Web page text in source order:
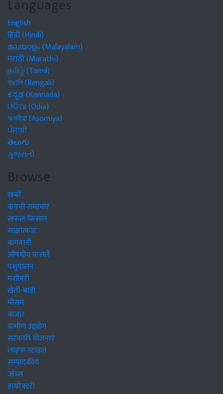
Languages
English
हिंदी (Hindi)
മലയാളം (Malayalam)
मराठी (Marathi)
தமிழ் (Tamil)
বাঙালি (Bengali)
ಕನ್ನಡ (Kannada)
ଓଡିଆ (Odia)
অসমীয়া (Asomiya)
ਪੰਜਾਬੀ
తెలుగు
ગુજરાતી
Browse
खबरें
कंपनी समाचार
सफल किसान
साक्षात्कार
बागवानी
औषधीय फसलें
पशुपालन
मशीनरी
खेती-बाड़ी
मौसम
बाजार
ग्रामीण उद्द्योग
सरकारी योजनाएं
लाइफ स्टाइल
सम्पादकीय
जॉब्स
डायरेक्टरी